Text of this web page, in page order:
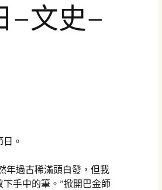
–文史–
。
年過古稀滿頭白發，但我
手中的筆。”掀開巴金師